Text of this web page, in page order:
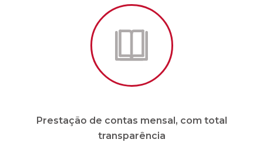
Prestação de contas mensal, com total
* Para condomínios de até 20 unidades e sem